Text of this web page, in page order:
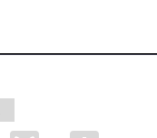
Facebook Bluesky